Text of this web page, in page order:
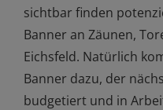
sichtbar finden
Banner an Zäunen,
Eichsfeld. Natürlich
Banner dazu, der
budgetiert und in